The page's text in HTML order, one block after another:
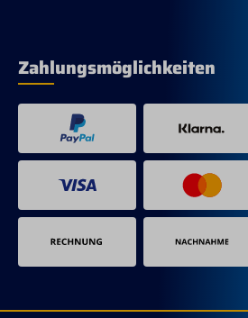
Zahlungsmöglichkeiten